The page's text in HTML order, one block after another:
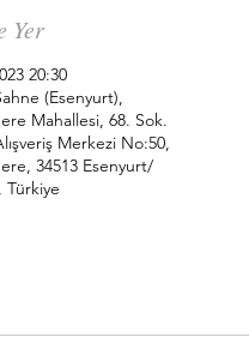
Yer
20:30
(Esenyurt),
Mahallesi, 68. Sok.
Merkezi No:50,
34513 Esenyurt/
Türkiye